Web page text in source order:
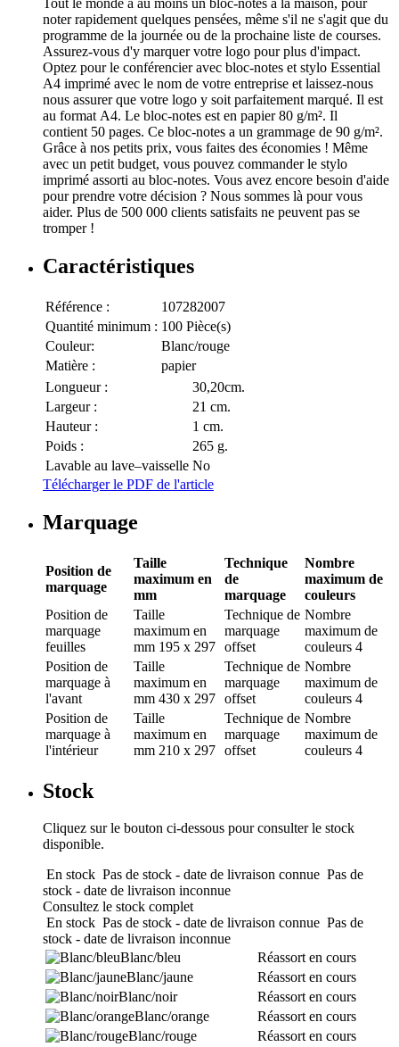
Tout le monde a au moins un bloc-notes à la maison, pour
noter rapidement quelques pensées, même s'il ne s'agit que du
programme de la journée ou de la prochaine liste de courses.
Assurez-vous d'y marquer votre logo pour plus d'impact.
Optez pour le conférencier avec bloc-notes et stylo Essential
A4 imprimé avec le nom de votre entreprise et laissez-nous
nous assurer que votre logo y soit parfaitement marqué. Il est
au format A4. Le bloc-notes est en papier 80 g/m². Il
contient 50 pages. Ce bloc-notes a un grammage de 90 g/m².
Grâce à nos petits prix, vous faites des économies ! Même
avec un petit budget, vous pouvez commander le stylo
imprimé assorti au bloc-notes. Vous avez encore besoin d'aide
pour prendre votre décision ? Nous sommes là pour vous
aider. Plus de 500 000 clients satisfaits ne peuvent pas se
tromper !
Caractéristiques
Référence :
107282007
Quantité minimum : 100 Pièce(s)
Couleur:
Blanc/rouge
Matière :
papier
Longueur :
30,20cm.
Largeur :
21 cm.
Hauteur :
1 cm.
Poids :
265 g.
Lavable au lave–vaisselle No
Télécharger le PDF de l'article
Marquage
Position de
marquage
Taille
maximum en
mm
Technique
de
marquage
Nombre
maximum de
couleurs
Position de
marquage
feuilles
Taille
maximum en
mm 195 x 297
Technique de
marquage
offset
Nombre
maximum de
couleurs 4
Position de
marquage à
l'avant
Taille
maximum en
mm 430 x 297
Technique de
marquage
offset
Nombre
maximum de
couleurs 4
Position de
marquage à
l'intérieur
Taille
maximum en
mm 210 x 297
Technique de
marquage
offset
Nombre
maximum de
couleurs 4
Stock
Cliquez sur le bouton ci-dessous pour consulter le stock
disponible.
En stock Pas de stock - date de livraison connue Pas de
stock - date de livraison inconnue
Consultez le stock complet
En stock Pas de stock - date de livraison connue Pas de
stock - date de livraison inconnue
Blanc/bleu
Réassort en cours
Blanc/jaune
Réassort en cours
Blanc/noir
Réassort en cours
Blanc/orange
Réassort en cours
Blanc/rouge
Réassort en cours